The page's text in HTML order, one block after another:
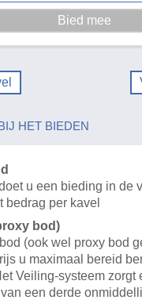
HET BIEDEN
u een bieding in de
bedrag per kavel
bod)
(ook wel proxy bod
u maximaal bereid
Veiling-systeem zorgt
een derde